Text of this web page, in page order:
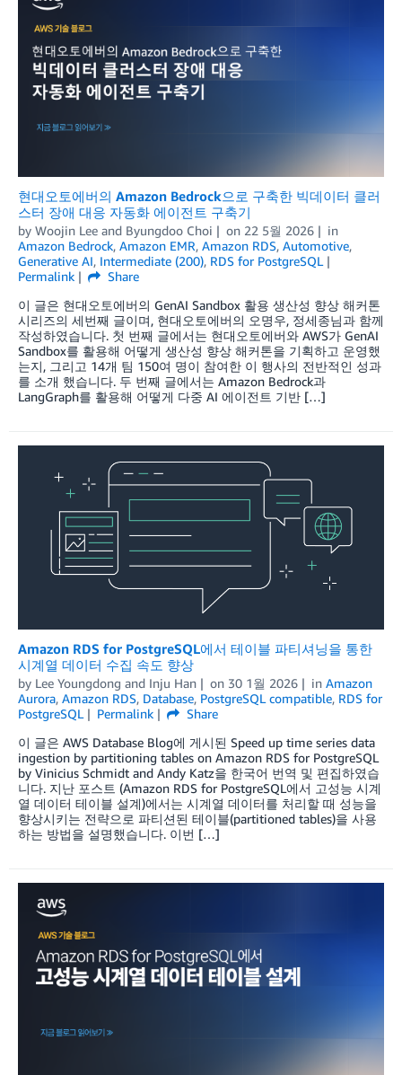
현대오토에버의 Amazon Bedrock으로 구축한 빅데이터 클러
스터 장애 대응 자동화 에이전트 구축기
by Woojin Lee and Byungdoo Choi on 22 5월 2026
in
Amazon Bedrock, Amazon EMR, Amazon RDS, Automotive,
Generative AI, Intermediate (200), RDS for PostgreSQL
Permalink
Share
이 글은 현대오토에버의 GenAI Sandbox 활용 생산성 향상 해커톤
시리즈의 세번째 글이며, 현대오토에버의 오명우, 정세종님과 함께
작성하였습니다. 첫 번째 글에서는 현대오토에버와 AWS가 GenAI
Sandbox를 활용해 어떻게 생산성 향상 해커톤을 기획하고 운영했
는지, 그리고 14개 팀 150여 명이 참여한 이 행사의 전반적인 성과
를 소개 했습니다. 두 번째 글에서는 Amazon Bedrock과
LangGraph를 활용해 어떻게 다중 AI 에이전트 기반 […]
Amazon RDS for PostgreSQL에서 테이블 파티셔닝을 통한
시계열 데이터 수집 속도 향상
by Lee Youngdong and Inju Han on 30 1월 2026 in Amazon
Aurora, Amazon RDS, Database, PostgreSQL compatible, RDS for
PostgreSQL
Permalink
Share
이 글은 AWS Database Blog에 게시된 Speed up time series data
ingestion by partitioning tables on Amazon RDS for PostgreSQL
by Vinicius Schmidt and Andy Katz을 한국어 번역 및 편집하였습
니다. 지난 포스트 (Amazon RDS for PostgreSQL에서 고성능 시계
열 데이터 테이블 설계)에서는 시계열 데이터를 처리할 때 성능을
향상시키는 전략으로 파티션된 테이블(partitioned tables)을 사용
하는 방법을 설명했습니다. 이번 […]